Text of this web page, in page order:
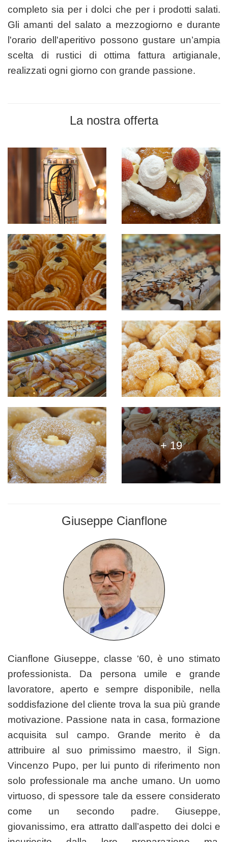
completo sia per i dolci che per i prodotti salati.
Gli amanti del salato a mezzogiorno e durante
l'orario dell'aperitivo possono gustare un’ampia
scelta di rustici di ottima fattura artigianale,
realizzati ogni giorno con grande passione.
La nostra offerta
+ 19
Giuseppe Cianflone
PASTICCERE
Cianflone Giuseppe, classe ‘60, è uno stimato
professionista. Da persona umile e grande
lavoratore, aperto e sempre disponibile, nella
soddisfazione del cliente trova la sua più grande
motivazione. Passione nata in casa, formazione
acquisita sul campo. Grande merito è da
attribuire al suo primissimo maestro, il Sign.
Vincenzo Pupo, per lui punto di riferimento non
solo professionale ma anche umano. Un uomo
virtuoso, di spessore tale da essere considerato
come un secondo padre. Giuseppe,
giovanissimo, era attratto dall’aspetto dei dolci e